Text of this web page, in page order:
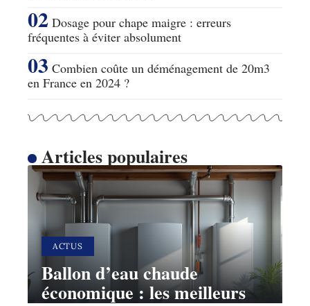
Dosage pour chape maigre : erreurs
fréquentes à éviter absolument
Combien coûte un déménagement de 20m3
en France en 2024 ?
Articles populaires
ACTUS
Ballon d’eau chaude
économique : les meilleurs